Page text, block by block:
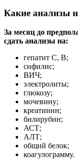
Какие анализы
За месяц до
сдать анализы на:
гепатит C, B;
сифилис;
ВИЧ;
электролиты;
глюкозу;
мочевину;
креатинин;
билирубин;
АСТ;
АЛТ;
общий белок;
коагулограмму.